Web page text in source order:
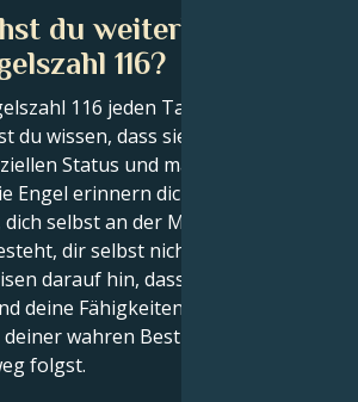
du weiterhin jeden
116?
116 jeden Tag immer wieder
du wissen, dass sie ein positives
Status und materiellen
Engel erinnern dich daran, dass
selbst an der Manifestation zu
dir selbst nicht aus dem Weg
darauf hin, dass du dein
deine Fähigkeiten steigern
wahren Bestimmung und
folgst.